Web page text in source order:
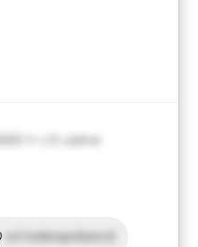
?> | 0 Jahre
vcf edwqsdascd